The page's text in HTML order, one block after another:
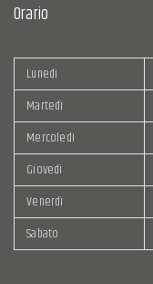
Orario
Lunedì
Martedì
Mercoledì
Giovedì
Venerdì
Sabato